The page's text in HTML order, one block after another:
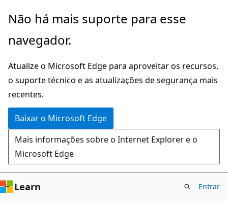
Pular
o
principal
Não há mais suporte para esse
navegador.
Atualize o Microsoft Edge para aproveitar os recursos,
o suporte técnico e as atualizações de segurança mais
recentes.
Baixar o Microsoft Edge
Mais informações sobre o Internet Explorer e o
Microsoft Edge
Learn Entrar